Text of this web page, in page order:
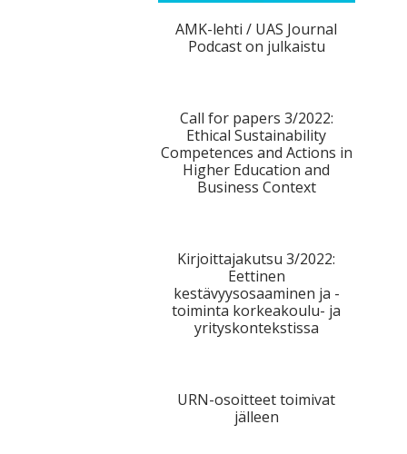
AMK-lehti / UAS Journal
Podcast on julkaistu
Call for papers 3/2022:
Ethical Sustainability
Competences and Actions in
Higher Education and
Business Context
Kirjoittajakutsu 3/2022:
Eettinen
kestävyysosaaminen ja -
toiminta korkeakoulu- ja
yrityskontekstissa
URN-osoitteet toimivat
jälleen